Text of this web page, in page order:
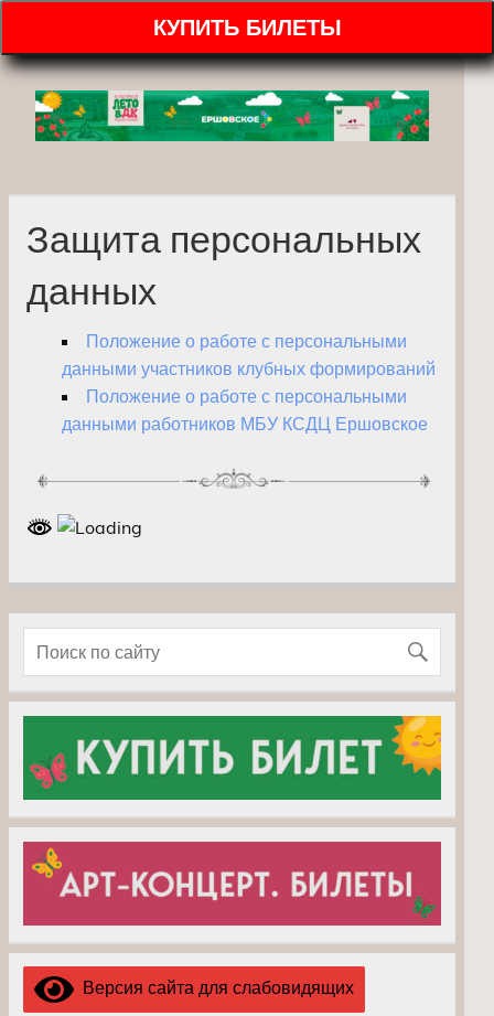
КУПИТЬ БИЛЕТЫ
Защита персональных
данных
Положение о работе с персональными
данными участников клубных формирований
Положение о работе с персональными
данными работников МБУ КСДЦ Ершовское
Версия сайта для слабовидящих